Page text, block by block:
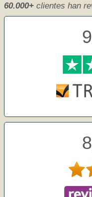
60.000+ clientes han